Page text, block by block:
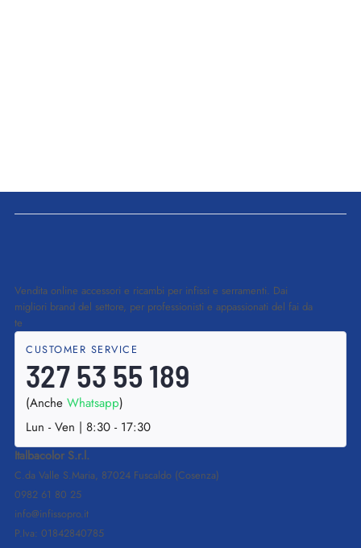
Vendita online accessori e ricambi per infissi e serramenti. Dai
migliori brand del settore, per professionisti e appassionati del fai da
te
CUSTOMER SERVICE
327 53 55 189
(AncheWhatsapp)
Lun - Ven | 8:30 - 17:30
Italbacolor S.r.l.
C.da Valle S.Maria, 87024 Fuscaldo (Cosenza)
0982 61 80 25
info@infissopro.it
P.Iva: 01842840785